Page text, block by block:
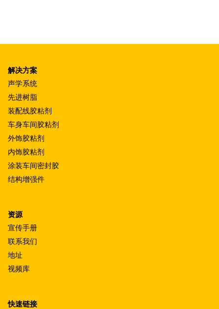
解决方案
声学系统
先进树脂
装配线胶粘剂
车身车间胶粘剂
外饰胶粘剂
内饰胶粘剂
涂装车间密封胶
结构增强件
资源
宣传手册
联系我们
地址
视频库
快速链接